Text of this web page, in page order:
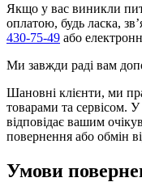
Якщо у вас виникли
оплатою, будь ласка,
430-75-49 або
Ми завжди раді вам
Шановні клієнти, ми
товарами та сервісом.
відповідає вашим
повернення або обмін
Умови